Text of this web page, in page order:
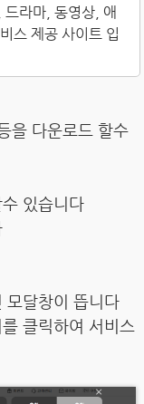
라마, 동영상, 애
스 제공 사이트 입
을 다운로드 할수
있습니다
모달창이 뜹니다
클릭하여 서비스